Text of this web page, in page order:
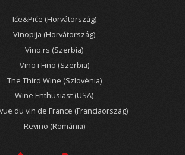
Iće&Piće (Horvátország)
Vinopija (Horvátország)
Vino.rs (Szerbia)
Vino i Fino (Szerbia)
The Third Wine (Szlovénia)
Wine Enthusiast (USA)
du vin de France (Franciaország)
Revino (Románia)